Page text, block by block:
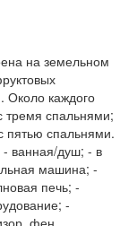
на земельном
Около каждого
тремя спальнями;
пятью спальнями.
- ванная/душ; - в
машина; -
печь; -
-
фен.